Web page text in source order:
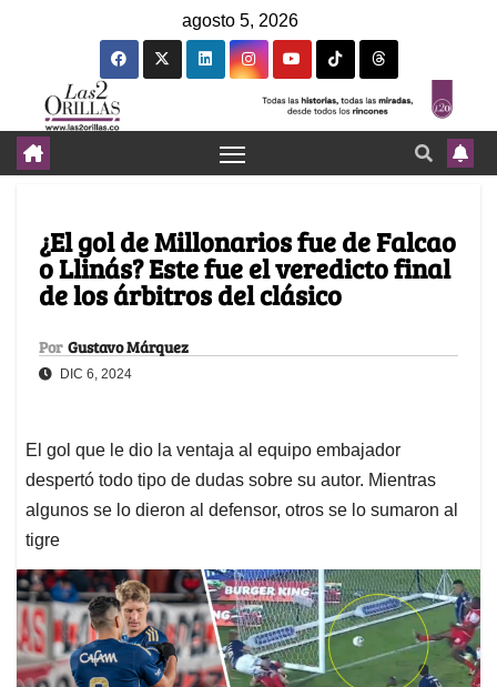
agosto 5, 2026
¿El gol de Millonarios fue de Falcao
o Llinás? Este fue el veredicto final
de los árbitros del clásico
Por Gustavo Márquez
DIC 6, 2024
El gol que le dio la ventaja al equipo embajador
despertó todo tipo de dudas sobre su autor. Mientras
algunos se lo dieron al defensor, otros se lo sumaron al
tigre